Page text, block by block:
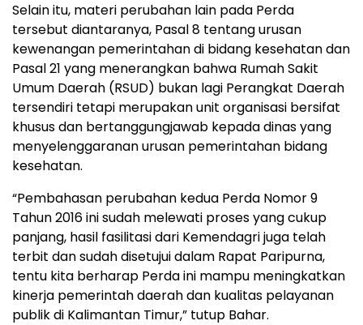
Selain itu, materi perubahan lain pada Perda
tersebut diantaranya, Pasal 8 tentang urusan
kewenangan pemerintahan di bidang kesehatan dan
Pasal 21 yang menerangkan bahwa Rumah Sakit
Umum Daerah (RSUD) bukan lagi Perangkat Daerah
tersendiri tetapi merupakan unit organisasi bersifat
khusus dan bertanggungjawab kepada dinas yang
menyelenggaranan urusan pemerintahan bidang
kesehatan.
“Pembahasan perubahan kedua Perda Nomor 9
Tahun 2016 ini sudah melewati proses yang cukup
panjang, hasil fasilitasi dari Kemendagri juga telah
terbit dan sudah disetujui dalam Rapat Paripurna,
tentu kita berharap Perda ini mampu meningkatkan
kinerja pemerintah daerah dan kualitas pelayanan
publik di Kalimantan Timur,” tutup Bahar.